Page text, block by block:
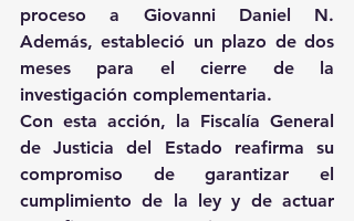
proceso a Giovanni Daniel N.
Además, estableció un plazo de dos
meses para el cierre de la
investigación complementaria.
Con esta acción, la Fiscalía General
de Justicia del Estado reafirma su
compromiso de garantizar el
cumplimiento de la ley y de actuar